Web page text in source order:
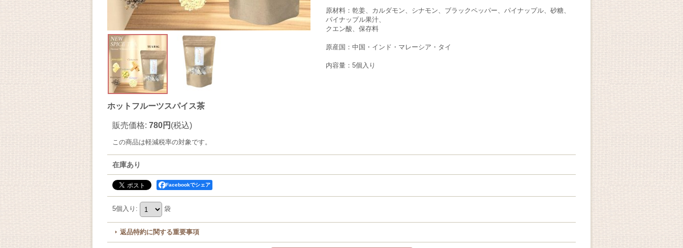
原材料：乾姜、カルダモン、シナモン、ブラックペッパー、パイナップル、砂糖、
パイナップル果汁、
クエン酸、保存料
原産国：中国・インド・マレーシア・タイ
内容量：5個入り
ホットフルーツスパイス茶
販売価格: 780円 (税込)
この商品は軽減税率の対象です。
在庫あり
Facebookでシェア
5個入り : 袋
返品特約に関する重要事項